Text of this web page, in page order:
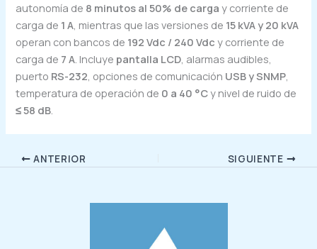
autonomía de 8 minutos al 50% de carga y corriente de
carga de 1 A, mientras que las versiones de 15 kVA y 20 kVA
operan con bancos de 192 Vdc / 240 Vdc y corriente de
carga de 7 A. Incluye pantalla LCD, alarmas audibles,
puerto RS-232, opciones de comunicación USB y SNMP,
temperatura de operación de 0 a 40 °Cy nivel de ruido de
≤ 58 dB.
ANTERIOR SIGUIENTE